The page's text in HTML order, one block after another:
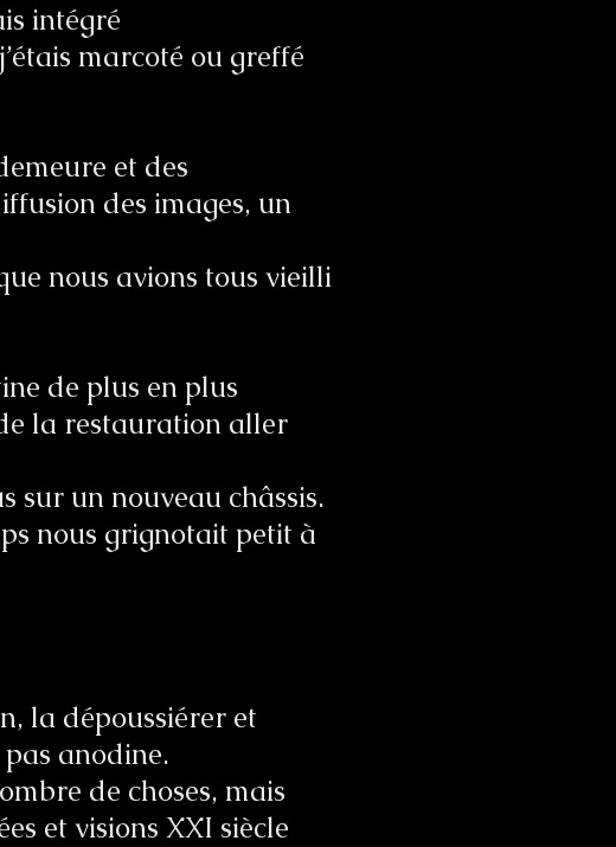
intégré
marcoté ou greffé
et des
des images, un
nous avions tous vieilli
de plus en plus
la restauration aller
sur un nouveau châssis.
nous grignotait petit à
la dépoussiérer et
anodine.
de choses, mais
et visions XXI siècle